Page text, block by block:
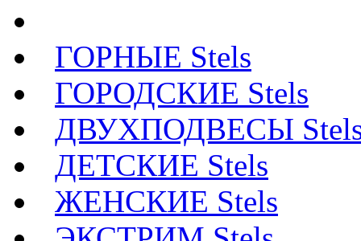
ГОРНЫЕ Stels
ГОРОДСКИЕ Stels
ДВУХПОДВЕСЫ
ДЕТСКИЕ Stels
ЖЕНСКИЕ Stels